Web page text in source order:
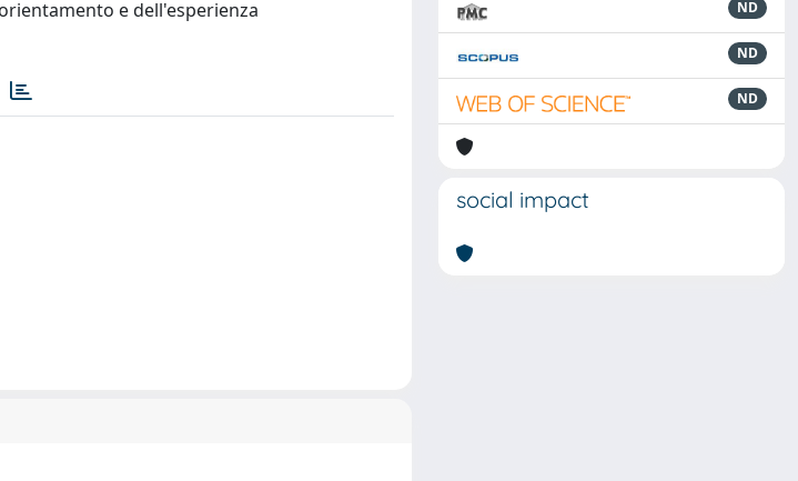
e dell'esperienza
ND
ND
ND
social impact